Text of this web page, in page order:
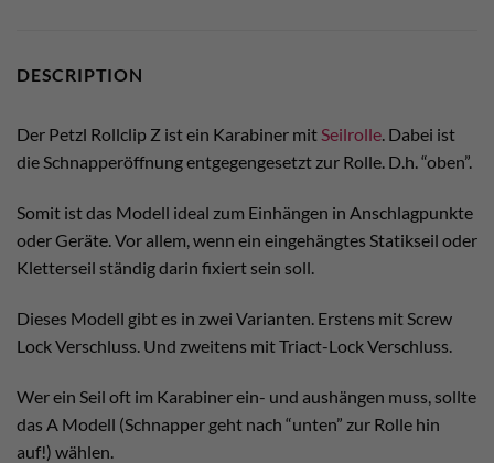
DESCRIPTION
Der Petzl Rollclip Z ist ein Karabiner mitSeilrolle. Dabei ist
die Schnapperöffnung entgegengesetzt zur Rolle. D.h. “oben”.
Somit ist das Modell ideal zum Einhängen in Anschlagpunkte
oder Geräte. Vor allem, wenn ein eingehängtes Statikseil oder
Kletterseil ständig darin fixiert sein soll.
Dieses Modell gibt es in zwei Varianten. Erstens mit Screw
Lock Verschluss. Und zweitens mit Triact-Lock Verschluss.
Wer ein Seil oft im Karabiner ein- und aushängen muss, sollte
das A Modell (Schnapper geht nach “unten” zur Rolle hin
auf!) wählen.